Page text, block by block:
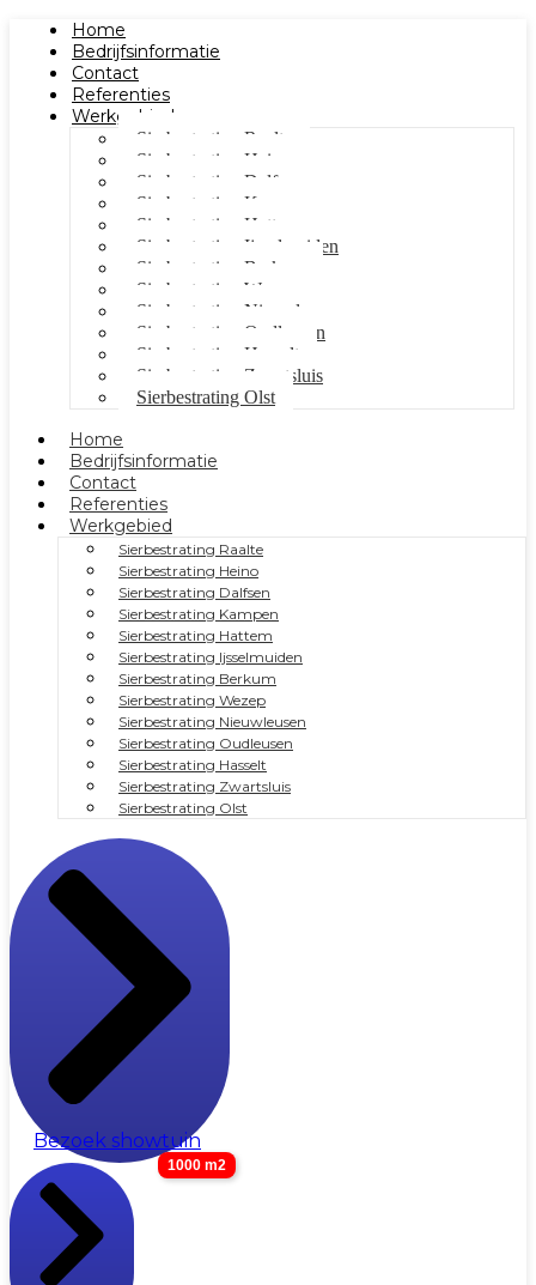
Home
Bedrijfsinformatie
Contact
Referenties
Werkgebied
Sierbestrating Raalte
Sierbestrating Heino
Sierbestrating Dalfsen
Sierbestrating Kampen
Sierbestrating Hattem
Sierbestrating Ijsselmuiden
Sierbestrating Berkum
Sierbestrating Wezep
Sierbestrating Nieuwleusen
Sierbestrating Oudleusen
Sierbestrating Hasselt
Sierbestrating Zwartsluis
Sierbestrating Olst
Home
Bedrijfsinformatie
Contact
Referenties
Werkgebied
Sierbestrating Raalte
Sierbestrating Heino
Sierbestrating Dalfsen
Sierbestrating Kampen
Sierbestrating Hattem
Sierbestrating Ijsselmuiden
Sierbestrating Berkum
Sierbestrating Wezep
Sierbestrating Nieuwleusen
Sierbestrating Oudleusen
Sierbestrating Hasselt
Sierbestrating Zwartsluis
Sierbestrating Olst
Bezoek showtuin
1000 m2